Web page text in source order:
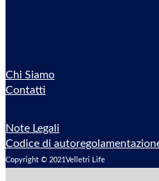
Chi Siamo
Contatti
Note Legali
Codice di
Copyright © 2021Velletri Life